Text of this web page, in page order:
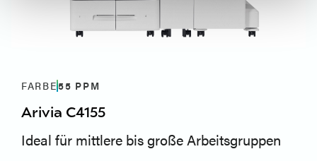
FARBE55 PPM
Arivia C4155
Ideal für mittlere bis große Arbeitsgruppen